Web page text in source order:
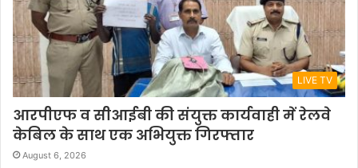
LIVE TV
आरपीएफ व सीआईबी की संयुक्त कार्यवाही में रेलवे
केबिल के साथ एक अभियुक्त गिरफ्तार
August 6, 2026